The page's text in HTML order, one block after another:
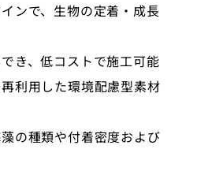
ンで、生物の定着・成長
き、低コストで施工可能
利用した環境配慮型素材
の種類や付着密度および